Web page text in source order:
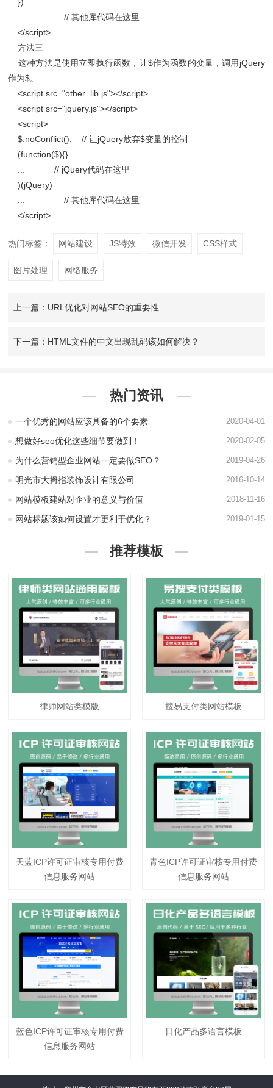
... // 其他库代码在这里
</script>
方法三
这种方法是使用立即执行函数，让$作为函数的变量，调用jQuery
作为$。
<script src="other_lib.js"></script>
<script src="jquery.js"></script>
<script>
$.noConflict(); // 让jQuery放弃$变量的控制
(function($){}
... // jQuery代码在这里
)(jQuery)
... // 其他库代码在这里
</script>
热门标签： 网站建设 JS特效 微信开发 CSS样式
图片处理 网络服务
上一篇：URL优化对网站SEO的重要性
下一篇：HTML文件的中文出现乱码该如何解决？
热门资讯
一个优秀的网站应该具备的6个要素 2020-04-01
想做好seo优化这些细节要做到！ 2020-02-05
为什么营销型企业网站一定要做SEO？ 2019-04-26
明光市大拇指装饰设计有限公司 2016-10-14
网站模板建站对企业的意义与价值 2018-11-16
网站标题该如何设置才更利于优化？ 2019-01-15
推荐模板
律师网站类模版 搜易支付类网站模板
天蓝ICP许可证审核专用付费
信息服务网站
青色ICP许可证审核专用付费
信息服务网站
蓝色ICP许可证审核专用付费
信息服务网站
日化产品多语言模板